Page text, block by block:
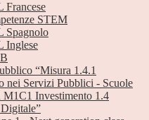
Francese
STEM
Spagnolo
Inglese
“Misura 1.4.1
nei Servizi Pubblici - Scuole
Investimento 1.4